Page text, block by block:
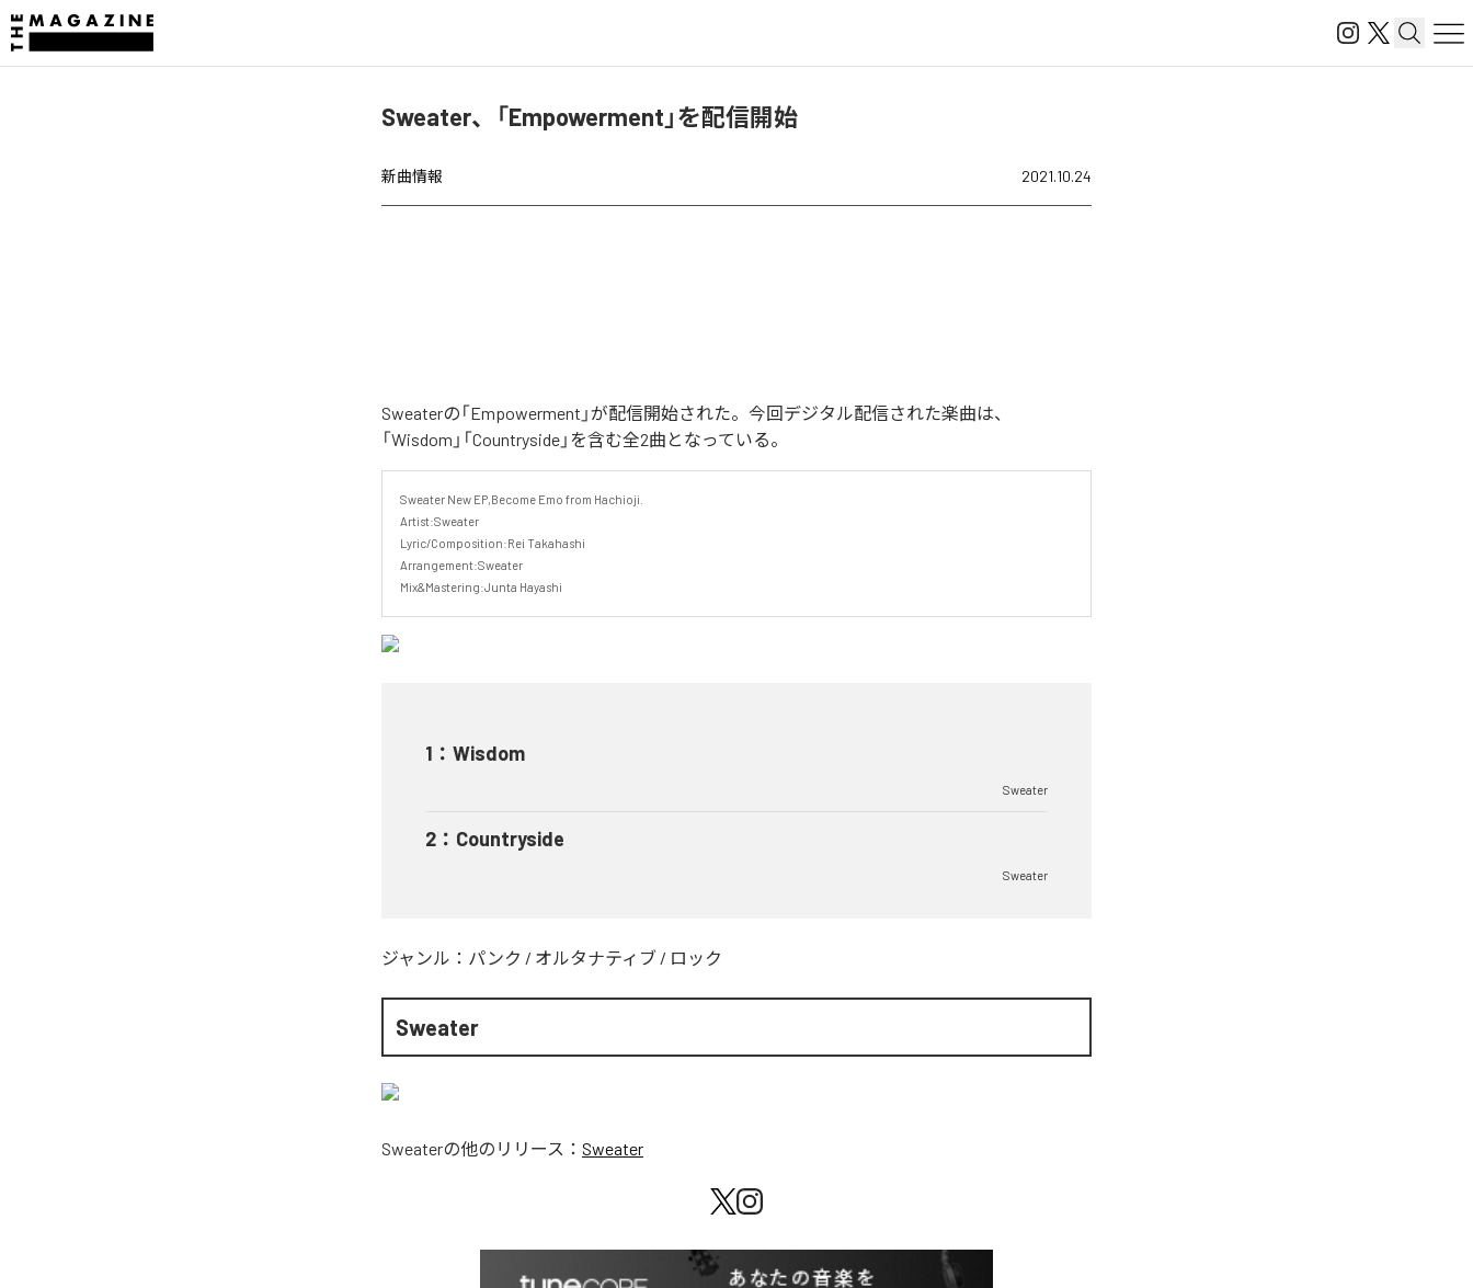
Sweater、「Empowerment」を配信開始
新曲情報 2021.10.24
Sweaterの「Empowerment」が配信開始された。今回デジタル配信された楽曲は、
「Wisdom」「Countryside」を含む全2曲となっている。
Sweater New EP,Become Emo from Hachioji.
Artist:Sweater
Lyric/Composition:Rei Takahashi
Arrangement:Sweater
Mix&Mastering:Junta Hayashi
1 ： Wisdom
Sweater
2 ： Countryside
Sweater
ジャンル： パンク / オルタナティブ / ロック
Sweater
Sweaterの他のリリース： Sweater